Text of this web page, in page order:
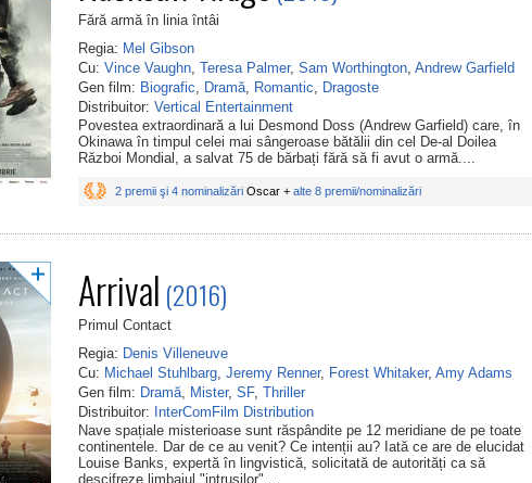
Fără armă în linia întâi
Regia: Mel Gibson
Cu: Vince Vaughn, Teresa Palmer, Sam Worthington, Andrew Garfield
Gen film: Biografic, Dramă, Romantic, Dragoste
Distribuitor: Vertical Entertainment
Povestea extraordinară a lui Desmond Doss (Andrew Garfield) care, în
Okinawa în timpul celei mai sângeroase bătălii din cel De-al Doilea
Război Mondial, a salvat 75 de bărbați fără să fi avut o armă....
2 premii şi 4 nominalizări Oscar + alte 8 premii/nominalizări
Arrival (2016)
Primul Contact
Regia: Denis Villeneuve
Cu: Michael Stuhlbarg, Jeremy Renner, Forest Whitaker, Amy Adams
Gen film: Dramă, Mister, SF, Thriller
Distribuitor: InterComFilm Distribution
Nave spațiale misterioase sunt răspândite pe 12 meridiane de pe toate
continentele. Dar de ce au venit? Ce intenții au? Iată ce are de elucidat
Louise Banks, expertă în lingvistică, solicitată de autorități ca să
descifreze limbajul "intrușilor"....